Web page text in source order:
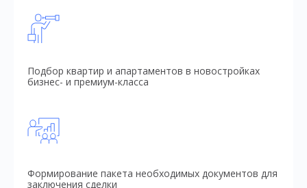
Подбор квартир и апартаментов в новостройках
бизнес- и премиум-класса
Формирование пакета необходимых документов для
заключения сделки